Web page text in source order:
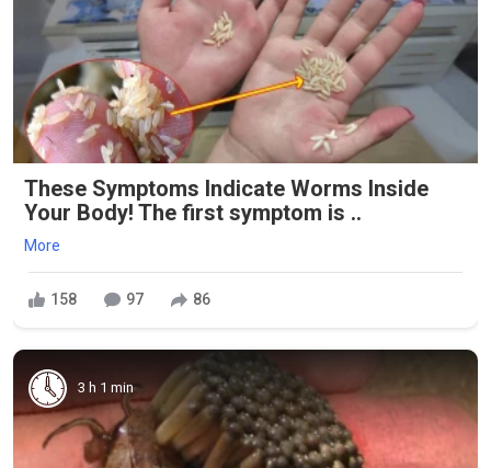
These Symptoms Indicate Worms Inside
Your Body! The first symptom is ..
More
158 97 86
3 h 1 min